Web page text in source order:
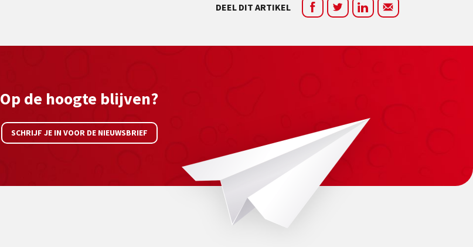
DEEL DIT ARTIKEL
Op de hoogte blijven?
SCHRIJF JE IN VOOR DE NIEUWSBRIEF